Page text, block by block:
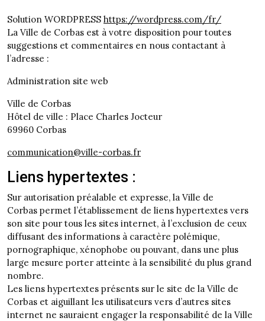
Solution WORDPRESS https://wordpress.com/fr/
La Ville de Corbas est à votre disposition pour toutes
suggestions et commentaires en nous contactant à
l’adresse :
Administration site web
Ville de Corbas
Hôtel de ville : Place Charles Jocteur
69960 Corbas
communication@ville-corbas.fr
Liens hypertextes :
Sur autorisation préalable et expresse, la Ville de
Corbas permet l’établissement de liens hypertextes vers
son site pour tous les sites internet, à l’exclusion de ceux
diffusant des informations à caractère polémique,
pornographique, xénophobe ou pouvant, dans une plus
large mesure porter atteinte à la sensibilité du plus grand
nombre.
Les liens hypertextes présents sur le site de la Ville de
Corbas et aiguillant les utilisateurs vers d’autres sites
internet ne sauraient engager la responsabilité de la Ville